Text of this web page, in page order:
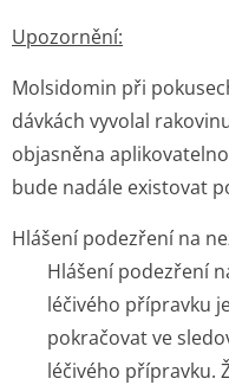
Upozornění:
Molsidomin při
dávkách vyvolal
objasněna
bude nadále existovat
Hlášení podezření na
Hlášení podezření
léčivého přípravku
pokračovat ve
léčivého přípravku.